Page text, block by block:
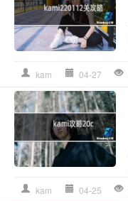
kam 04-27
kam 04-25